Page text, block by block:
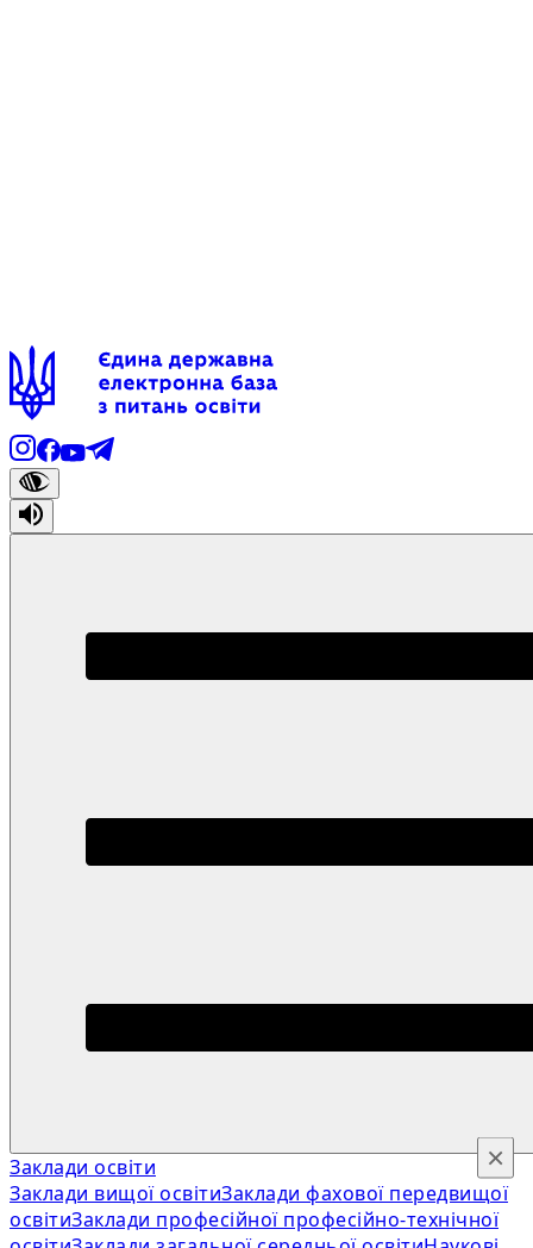
Заклади освіти
Заклади вищої освітиЗаклади фахової передвищої
освітиЗаклади професійної професійно-технічної
×